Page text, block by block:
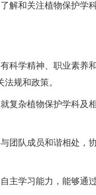
解和关注植物保护学
科学精神、职业素养
规和政策。
复杂植物保护学科及
团队成员和谐相处，
主学习能力，能够通